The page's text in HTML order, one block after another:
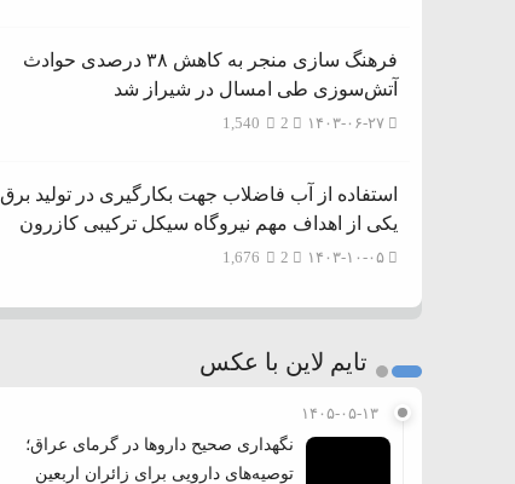
فرهنگ سازی منجر به کاهش ۳۸ درصدی حوادث
آتش‌سوزی طی امسال در شیراز شد
۱۴۰۳-۰۶-۲۷ 1,540
استفاده از آب فاضلاب جهت بکارگیری در تولید برق
یکی از اهداف مهم نیروگاه سیکل ترکیبی کازرون
۱۴۰۳-۱۰-۰۵ 1,676
تایم لاین با عکس
۱۴۰۵-۰۵-۱۳
نگهداری صحیح داروها در گرمای عراق؛
توصیه‌های دارویی برای زائران اربعین